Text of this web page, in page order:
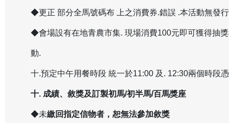
◆更正 部分全馬號碼布 上之消費券.錯誤 .本活動無發
◆會場設有在地青農市集. 現場消費100元即可獲得抽
動.
十.預定中午用餐時段 統一於11:00 及. 12:30兩個時段
十. 成績、敘獎及訂製初馬/初半馬/百馬獎座
◆未繳回指定信物者，恕無法參加敘獎